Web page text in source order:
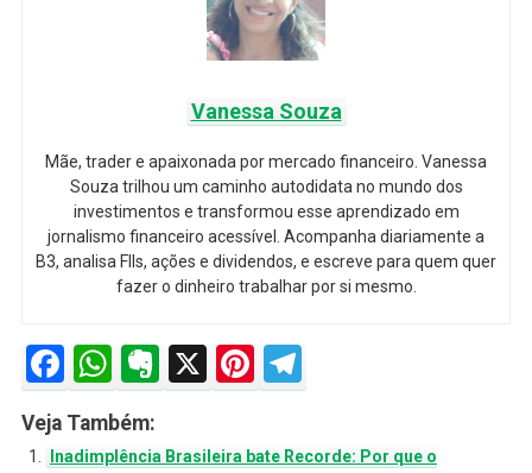
Vanessa Souza
Mãe, trader e apaixonada por mercado financeiro. Vanessa
Souza trilhou um caminho autodidata no mundo dos
investimentos e transformou esse aprendizado em
jornalismo financeiro acessível. Acompanha diariamente a
B3, analisa FIIs, ações e dividendos, e escreve para quem quer
fazer o dinheiro trabalhar por si mesmo.
Facebook
WhatsApp
Evernote
X Pinterest
Veja Também:
Inadimplência Brasileira bate Recorde: Por que o